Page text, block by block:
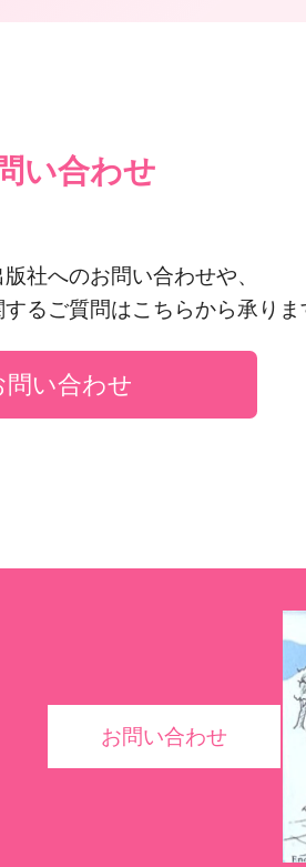
い合わせ
社へのお問い合わせや、
るご質問はこちらから承りま
問い合わせ
お問い合わせ